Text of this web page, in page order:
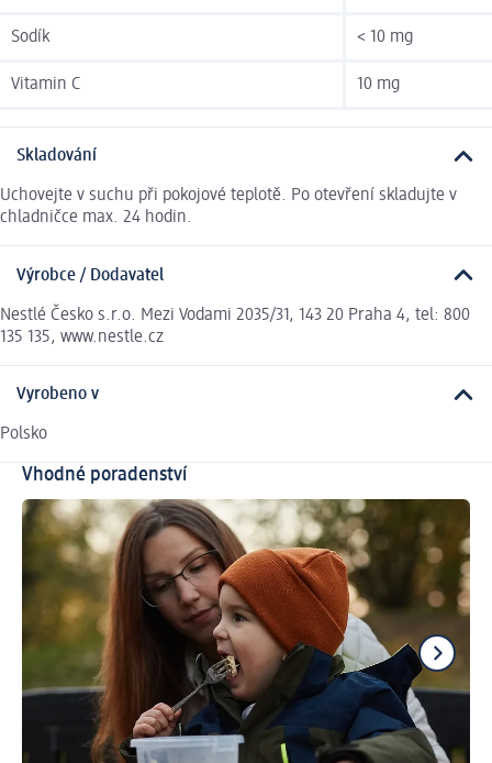
Sodík < 10 mg
Vitamin C 10 mg
Skladování
Uchovejte v suchu při pokojové teplotě. Po otevření skladujte v
chladničce max. 24 hodin.
Výrobce / Dodavatel
Nestlé Česko s.r.o. Mezi Vodami 2035/31, 143 20 Praha 4, tel: 800
135 135, www.nestle.cz
Vyrobeno v
Polsko
Vhodné poradenství